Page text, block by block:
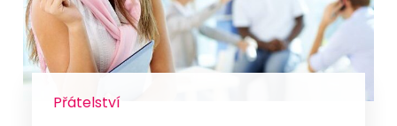
Přátelství